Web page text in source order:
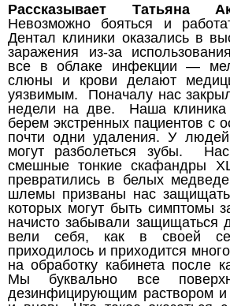
Рассказывает Татьяна
Невозможно бояться и
Дентал клиники оказались в
заражения из-за
все в облаке инфекции —
слюны и крови делают
уязвимым. Поначалу нас
недели на две. Наша
берем экстренных пациентов с
почти одни удаления. У
могут разболеться зубы.
смешные тонкие скафандры
превратились в белых
шлемы призваны нас
которых могут быть симптомы
начисто забывали защищаться
вели себя, как в своей
приходилось и приходится
на обработку кабинета после
Мы буквально все
дезинфицирующим раствором и